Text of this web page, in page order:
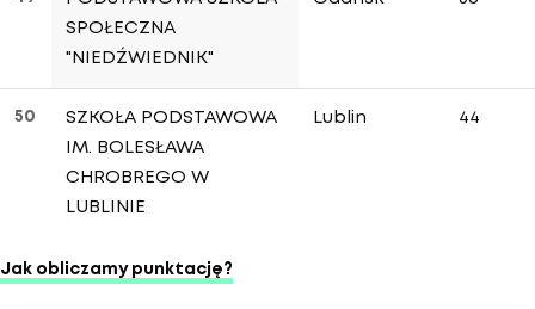
SPOŁECZNA
"NIEDŹWIEDNIK"
50
SZKOŁA PODSTAWOWA
IM. BOLESŁAWA
CHROBREGO W
LUBLINIE
Lublin 44
Jak obliczamy punktację?